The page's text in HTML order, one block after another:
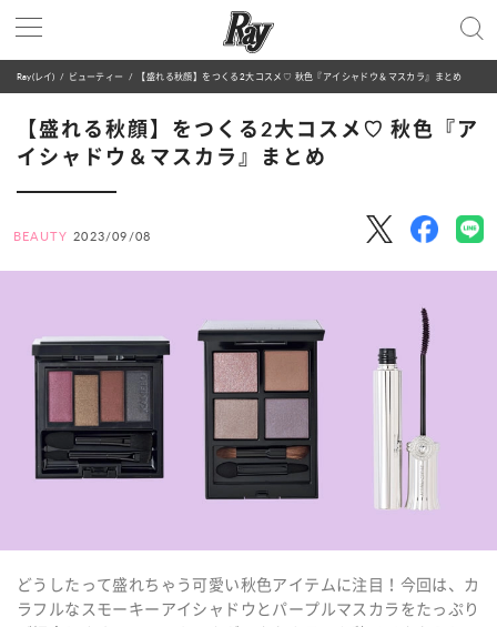
Ray(レイ) ビューティー 【盛れる秋顔】をつくる2大コスメ♡ 秋色『アイシャドウ＆マスカラ』まとめ
【盛れる秋顔】をつくる2大コスメ♡ 秋色『ア
イシャドウ＆マスカラ』まとめ
BEAUTY 2023/09/08
どうしたって盛れちゃう可愛い秋色アイテムに注目！今回は、カ
ラフルなスモーキーアイシャドウとパープルマスカラをたっぷり